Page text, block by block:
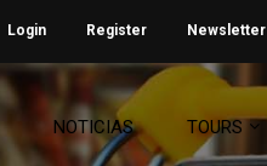
Login Register Newsletter
NOTICIAS TOURS